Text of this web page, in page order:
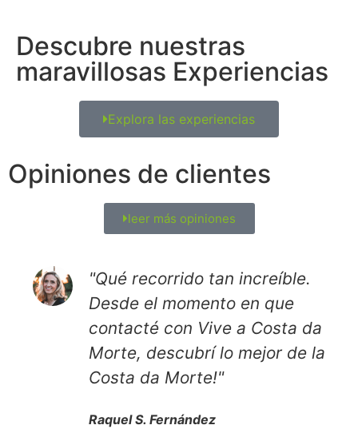
Descubre nuestras
maravillosas Experiencias
Explora las experiencias
Opiniones de clientes
leer más opiniones
"Qué recorrido tan increíble.
Desde el momento en que
contacté con Vive a Costa da
Morte, descubrí lo mejor de la
Costa da Morte!"
Raquel S. Fernández